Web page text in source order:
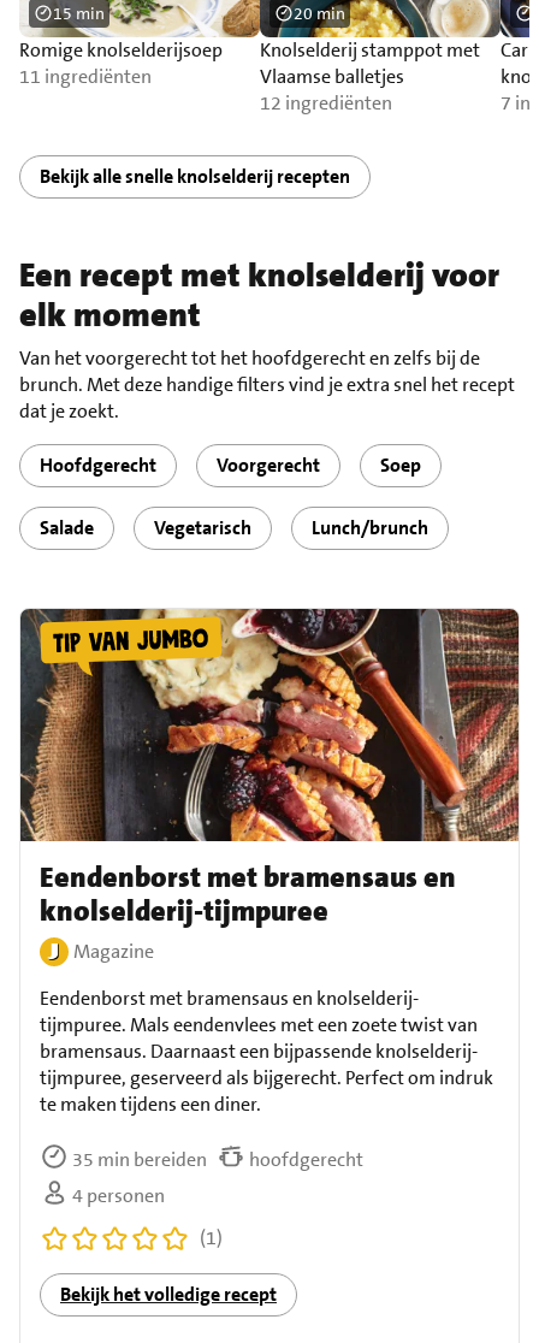
Romige knolselderijsoep
11 ingrediënten
15 min
Knolselderij stamppot met
Vlaamse balletjes
12 ingrediënten
20 min
7
Bekijk alle snelle knolselderij recepten
Een recept met knolselderij voor
elk moment
Van het voorgerecht tot het hoofdgerecht en zelfs bij de
brunch. Met deze handige filters vind je extra snel het recept
dat je zoekt.
Hoofdgerecht Voorgerecht Soep
Salade Vegetarisch Lunch/brunch
Eendenborst met bramensaus en
knolselderij-tijmpuree
Magazine
Eendenborst met bramensaus en knolselderij-
tijmpuree. Mals eendenvlees met een zoete twist van
bramensaus. Daarnaast een bijpassende knolselderij-
tijmpuree, geserveerd als bijgerecht. Perfect om indruk
te maken tijdens een diner.
35 min bereiden
hoofdgerecht
4 personen
(1)
Bekijk het volledige recept